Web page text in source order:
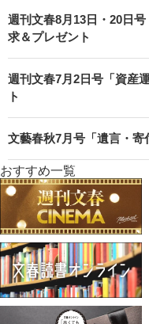
週刊文春8月13日・20日
求＆プレゼント
週刊文春7月2日号「資産
ト
文藝春秋7月号「遺言・寄
おすすめ一覧